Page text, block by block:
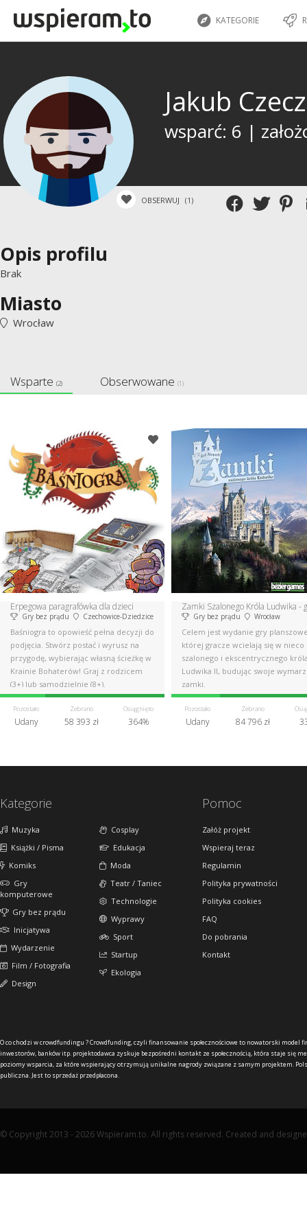
KATEGORIE
Jakub
wsparć: 6 |
OBSERWUJ (1)
Opis profilu
Brak
Miasto
Wrocław
Wsparte (2) Obserwowane (1)
Erpegowa paragrafówka dla dzieci
Gry bez prądu Czechowice-Dziedzice
Baśniogra to opowieść pełna decyzji do
podjęcia. Stwórz postać i wyrusz na
przygodę, wybierając własną ścieżkę w
Krainie Bohaterów! Graj z rodzicem
(3+) lub samodzielnie (8+).
Pozostało
Udany
Zebrano
58 393 zł
Osiągnięto
364%
Gry bez prądu Wrocław
Celem jest wydanie gry
której gracze wcielają się w nieco
szalonego i ekscentrycznego
Ludwika II, budując swoje
zamki.
Pozostało
Udany
Zebrano
84 796 zł
Kategorie
Muzyka
Książki / Pisma
Komiks
Gry
komputerowe
Gry bez prądu
Inicjatywa
Wydarzenie
Film / Fotografia
Design
Cosplay
Edukacja
Moda
Teatr / Taniec
Technologie
Wyprawy
Sport
Startup
Ekologia
Pomoc
Załóż projekt
Wspieraj teraz
Regulamin
Polityka prywatności
Polityka cookies
FAQ
Do pobrania
Kontakt
O co chodzi w crowdfundingu ?Crowdfunding, czyli finansowanie społecznościowe to nowatorski model
inwestorów, banków itp. projektodawca zyskuje bezpośredni kontakt ze społecznością, która staje się
poziomy wsparcia, za które wspierający otrzymują unikalne nagrody związane z samym projektem.
publiczna. Jest to sprzedaż przedpłacona.
© Copyright 2013 - 2026 Wspieram.to. All rights reserved. Created and